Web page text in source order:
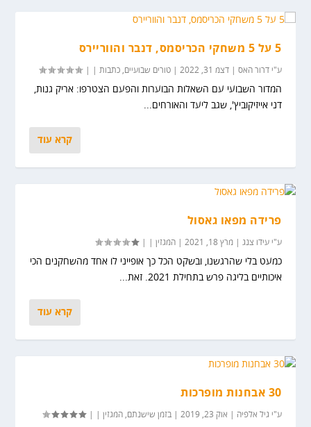
5 על 5 משחקי הכריסמס, דנבר והווריירס
ע"ידרור האס |דצמ 31, 2022 |טורים שבועיים,כתבות |
המדור השבועי עם השאלות הבוערות והפעם הצטרפו: אריק גנות,
דני אייזיקוביץ', שגב ליעד והאורחים...
קרא עוד
פרידה מפאו גאסול
ע"יעידו צנג |מרץ 18, 2021 |המגזין |
כמעט בלי שהרגשנו, ובשקט הכל כך אופייני לו אחד מהשחקנים הכי
איכותיים בליגה פרש בתחילת 2021. זאת...
קרא עוד
30 אבחנות מופרכות
ע"י גיל אלפיה אוק 23, 2019 |בזמן שישנתם,המגזין |